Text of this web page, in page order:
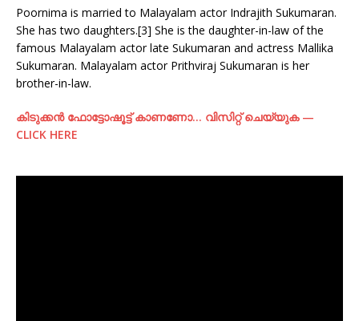
Poornima is married to Malayalam actor Indrajith Sukumaran.
She has two daughters.[3] She is the daughter-in-law of the
famous Malayalam actor late Sukumaran and actress Mallika
Sukumaran. Malayalam actor Prithviraj Sukumaran is her
brother-in-law.
കിടുക്കന്‍ ഫോട്ടോഷൂട്ട്‌ കാണണോ… വിസിറ്റ് ചെയ്യുക —
CLICK HERE